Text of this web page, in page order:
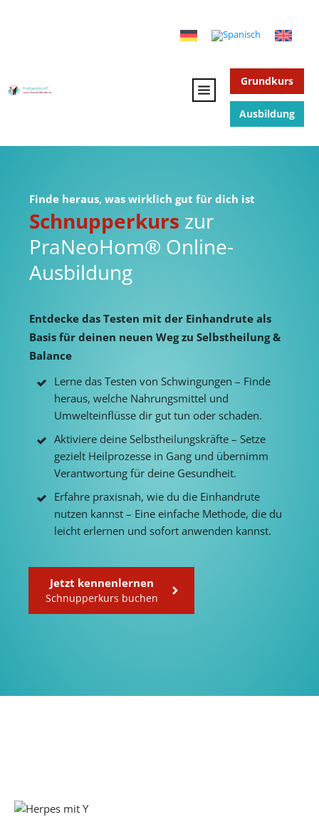
Grundkurs
Ausbildung
Finde heraus, was wirklich gut für dich ist
Schnupperkurs zur
PraNeoHom® Online-
Ausbildung
Entdecke das Testen mit der Einhandrute als
Basis für deinen neuen Weg zu Selbstheilung &
Balance
Lerne das Testen von Schwingungen – Finde
heraus, welche Nahrungsmittel und
Umwelteinflüsse dir gut tun oder schaden.
Aktiviere deine Selbstheilungskräfte – Setze
gezielt Heilprozesse in Gang und übernimm
Verantwortung für deine Gesundheit.
Erfahre praxisnah, wie du die Einhandrute
nutzen kannst – Eine einfache Methode, die du
leicht erlernen und sofort anwenden kannst.
Jetzt kennenlernen
Schnupperkurs buchen